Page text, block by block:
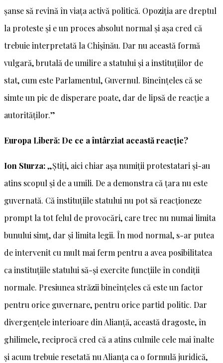
șanse să revină în viața activă politică. Opoziția are dreptul
la proteste și e un proces absolut normal și așa cred că
trebuie interpretată la Chișinău. Dar nu această formă
vulgară, brutală de umilire a statului și a instituțiilor de
stat, cum este Parlamentul, Guvernul. Bineînțeles că se
simte un pic de disperare poate, dar de lipsă de reacție a
autorităților.”
Europa Liberă: De ce a întârziat această reacție?
Ion Sturza:„Știți, aici chiar așa numiții protestatari și-au
atins scopul și de a umili. De a demonstra că țara nu este
guvernată. Că instituțiile statului nu pot să reacționeze
prompt la tot felul de provocări, care trec nu numai limita
bunului simț, dar și limita legii. În mod normal, s-ar putea
de intervenit cu mult mai ferm pentru a avea posibilitatea
ca instituțiile statului să-și exercite funcțiile în condiții
normale. Presiunea străzii bineînțeles că este un factor
pentru orice guvernare, pentru orice partid politic. Dar
divergențele interioare din Alianță, această dragoste, în
ghilimele, reciprocă cred că a atins culmile cele mai înalte
și acum trebuie resetată nu Alianța ca o formulă juridică,